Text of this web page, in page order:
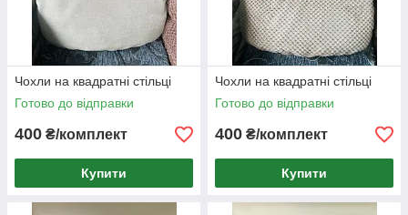
Чохли на квадратні стільці
Готово до відправки
400 ₴/комплект
Купити
Чохли на квадратні стільці
Готово до відправки
400 ₴/комплект
Купити